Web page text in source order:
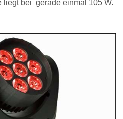
liegt bei gerade einmal 105 W.